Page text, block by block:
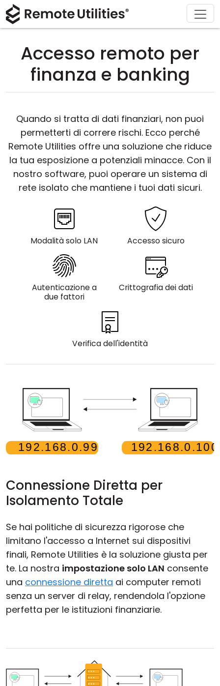
Accesso remoto per
finanza e banking
Quando si tratta di dati finanziari, non puoi
permetterti di correre rischi. Ecco perché
Remote Utilities offre una soluzione che riduce
la tua esposizione a potenziali minacce. Con il
nostro software, puoi operare un sistema di
rete isolato che mantiene i tuoi dati sicuri.
Modalità solo LAN Accesso sicuro
Autenticazione a
due fattori
Crittografia dei dati
Verifica dell'identità
Connessione Diretta per
Isolamento Totale
Se hai politiche di sicurezza rigorose che
limitano l'accesso a Internet sui dispositivi
finali, Remote Utilities è la soluzione giusta per
te. La nostra impostazione solo LAN consente
una connessione diretta ai computer remoti
senza un server di relay, rendendola l'opzione
perfetta per le istituzioni finanziarie.
Prodotto
Sicurezza
Modalità di connessione
Accesso non presidiato
Supporto Active Directory
Configurazione MSI
Cloud e On-Premise
Soluzioni
Produzione e Vendita al Dettaglio
Tecnologia dell'informazione
Scarica
macOS
Acquista
Assistente Licenza
Supporto
Documentazione
Chi siamo
Sala stampa